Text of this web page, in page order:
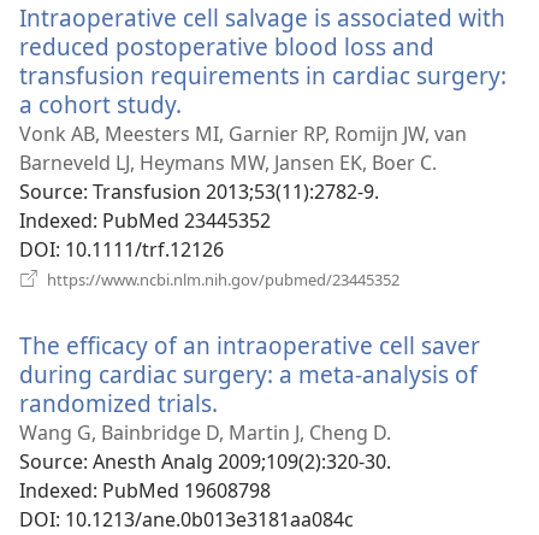
вікні)
Intraoperative cell salvage is associated with
reduced postoperative blood loss and
transfusion requirements in cardiac surgery:
a cohort study.
у
новому
вікні)
Vonk AB, Meesters MI, Garnier RP, Romijn JW, van
Barneveld LJ, Heymans MW, Jansen EK, Boer C.
Source‎: Transfusion 2013;53(11):2782-9.
Indexed‎: PubMed 23445352
DOI‎: 10.1111/trf.12126
https://www.ncbi.nlm.nih.gov/pubmed/23445352
вікні)
The efficacy of an intraoperative cell saver
during cardiac surgery: a meta-analysis of
randomized trials.
у
новому
вікні)
Wang G, Bainbridge D, Martin J, Cheng D.
Source‎: Anesth Analg 2009;109(2):320-30.
Indexed‎: PubMed 19608798
DOI‎: 10.1213/ane.0b013e3181aa084c